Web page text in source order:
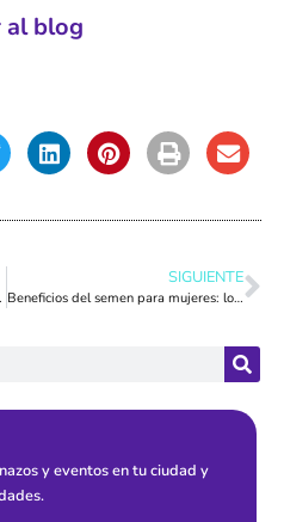
al blog
SIGUIENTE
Beneficios del semen para mujeres: lo que dice la ciencia (y lo que no)
y eventos en tu ciudad y